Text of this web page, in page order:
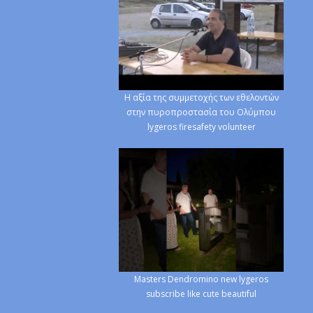
Η αξία της συμμετοχής των εθελοντών
στην πυροπροστασία του Ολύμπου
lygeros firesafety volunteer
Masters Dendromino new lygeros
subscribe like cute beautiful